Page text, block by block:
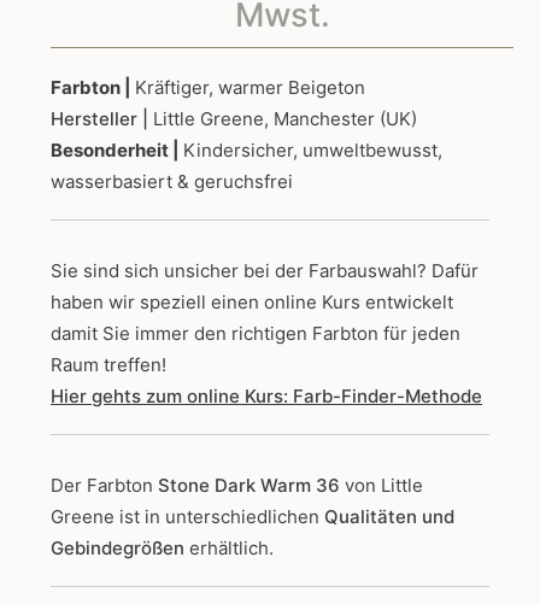
Mwst.
Farbton | Kräftiger, warmer Beigeton
Hersteller | Little Greene, Manchester (UK)
Besonderheit | Kindersicher, umweltbewusst,
wasserbasiert & geruchsfrei
Sie sind sich unsicher bei der Farbauswahl? Dafür
haben wir speziell einen online Kurs entwickelt
damit Sie immer den richtigen Farbton für jeden
Raum treffen!
Hier gehts zum online Kurs: Farb-Finder-Methode
Der Farbton Stone Dark Warm 36 von Little
Greene ist in unterschiedlichen Qualitäten und
Gebindegrößen erhältlich.